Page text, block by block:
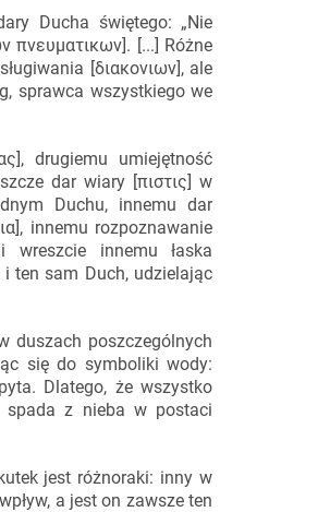
Ducha świętego: „Nie
πνευματικων]. [...] Różne
[διακονιων], ale
sprawca wszystkiego we
drugiemu umiejętność
dar wiary [πιστις] w
Duchu, innemu dar
innemu rozpoznawanie
wreszcie innemu łaska
ten sam Duch, udzielając
duszach poszczególnych
się do symboliki wody:
Dlatego, że wszystko
spada z nieba w postaci
jest różnoraki: inny w
a jest on zawsze ten